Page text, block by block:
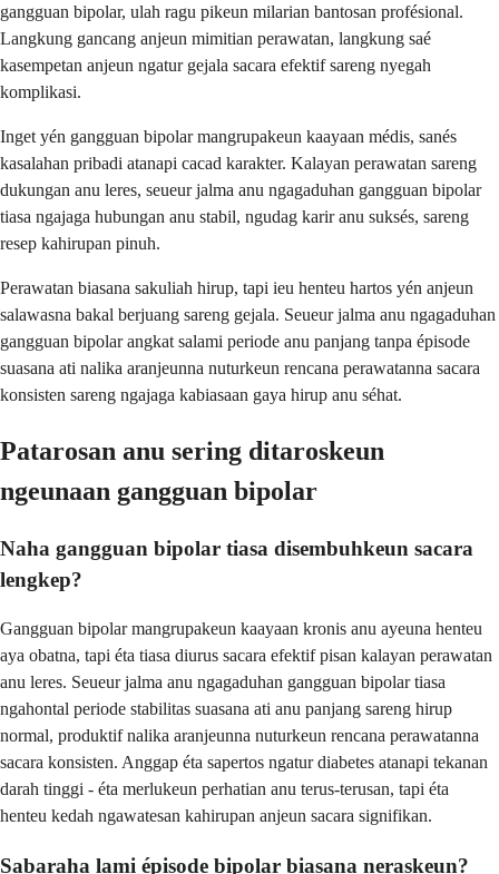
gangguan bipolar, ulah ragu pikeun milarian bantosan profésional.
Langkung gancang anjeun mimitian perawatan, langkung saé
kasempetan anjeun ngatur gejala sacara efektif sareng nyegah
komplikasi.
Inget yén gangguan bipolar mangrupakeun kaayaan médis, sanés
kasalahan pribadi atanapi cacad karakter. Kalayan perawatan sareng
dukungan anu leres, seueur jalma anu ngagaduhan gangguan bipolar
tiasa ngajaga hubungan anu stabil, ngudag karir anu suksés, sareng
resep kahirupan pinuh.
Perawatan biasana sakuliah hirup, tapi ieu henteu hartos yén anjeun
salawasna bakal berjuang sareng gejala. Seueur jalma anu ngagaduhan
gangguan bipolar angkat salami periode anu panjang tanpa épisode
suasana ati nalika aranjeunna nuturkeun rencana perawatanna sacara
konsisten sareng ngajaga kabiasaan gaya hirup anu séhat.
Patarosan anu sering ditaroskeun
ngeunaan gangguan bipolar
Naha gangguan bipolar tiasa disembuhkeun sacara
lengkep?
Gangguan bipolar mangrupakeun kaayaan kronis anu ayeuna henteu
aya obatna, tapi éta tiasa diurus sacara efektif pisan kalayan perawatan
anu leres. Seueur jalma anu ngagaduhan gangguan bipolar tiasa
ngahontal periode stabilitas suasana ati anu panjang sareng hirup
normal, produktif nalika aranjeunna nuturkeun rencana perawatanna
sacara konsisten. Anggap éta sapertos ngatur diabetes atanapi tekanan
darah tinggi - éta merlukeun perhatian anu terus-terusan, tapi éta
henteu kedah ngawatesan kahirupan anjeun sacara signifikan.
Sabaraha lami épisode bipolar biasana neraskeun?